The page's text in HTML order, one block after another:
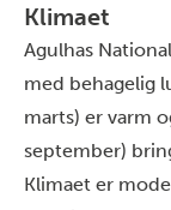
Klimaet
Agulhas
med behagelig
marts) er varm
september)
Klimaet er